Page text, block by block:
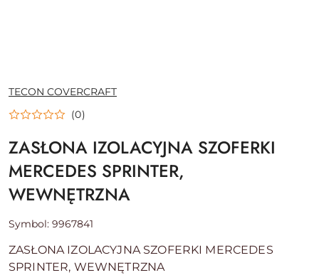
NAZWA
PRODUCENTA:
TECON COVERCRAFT
(0)
ZASŁONA IZOLACYJNA SZOFERKI
MERCEDES SPRINTER,
WEWNĘTRZNA
Symbol: 9967841
ZASŁONA IZOLACYJNA SZOFERKI MERCEDES
SPRINTER, WEWNĘTRZNA